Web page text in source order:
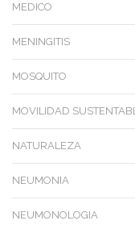
MEDICO
MENINGITIS
MOSQUITO
MOVILIDAD
NATURALEZA
NEUMONIA
NEUMONOLOGIA